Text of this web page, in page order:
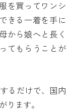
を買ってワンシ
きる一着を手に
から娘へと長く
てもらうことが
るだけで、国内
ります。